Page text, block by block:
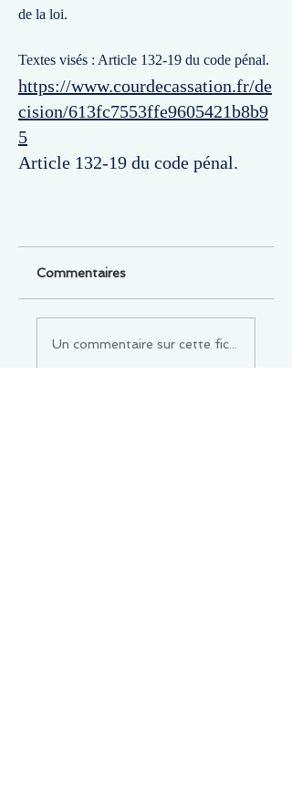
de la loi.
Textes visés : Article 132-19 du code pénal.
https://www.courdecassation.fr/de
cision/613fc7553ffe9605421b8b9
5
Article 132-19 du code pénal.
Commentaires
Un commentaire sur cette fiche ou cet